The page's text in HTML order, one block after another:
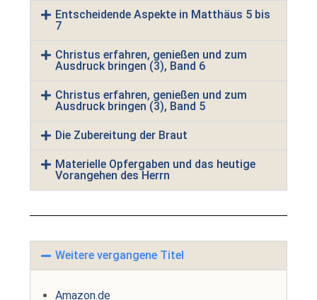
Entscheidende Aspekte in Matthäus 5 bis
7
Christus erfahren, genießen und zum
Ausdruck bringen (3), Band 6
Christus erfahren, genießen und zum
Ausdruck bringen (3), Band 5
Die Zubereitung der Braut
Materielle Opfergaben und das heutige
Vorangehen des Herrn
Weitere vergangene Titel
Amazon.de